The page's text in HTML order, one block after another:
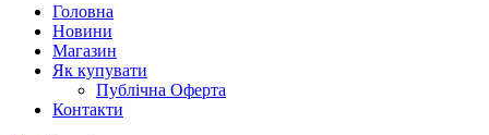
Головна
Новини
Магазин
Як купувати
Публічна Оферта
Контакти